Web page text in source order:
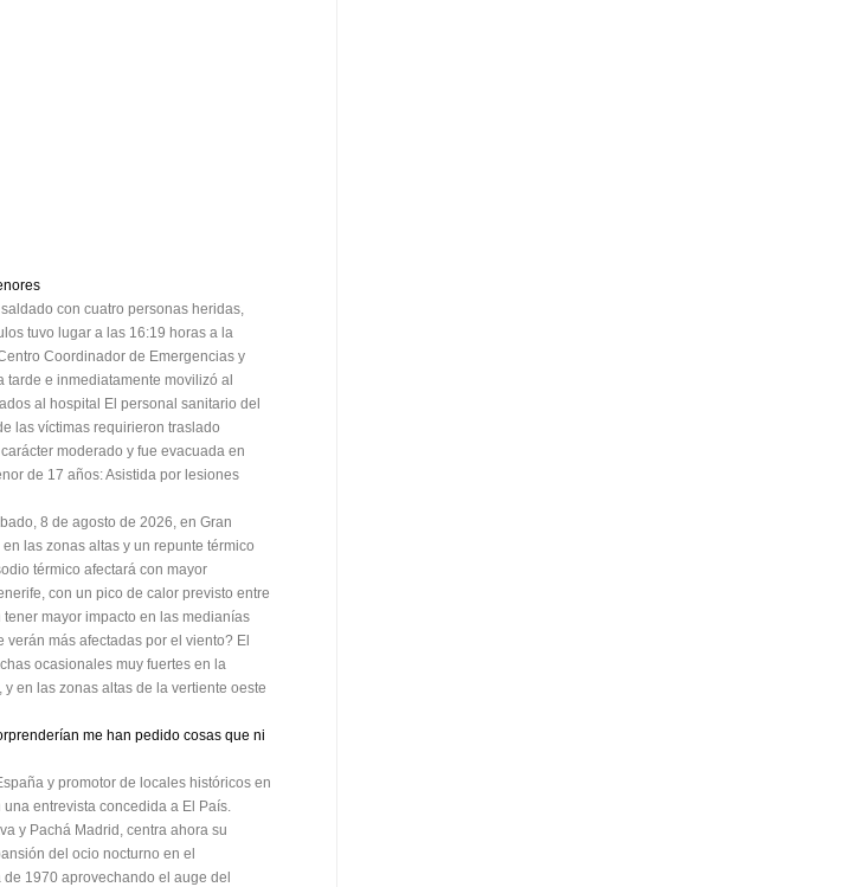
con cuatro personas heridas,
tuvo lugar a las 16:19 horas a la
Coordinador de Emergencias y
e inmediatamente movilizó al
al hospital El personal sanitario del
las víctimas requirieron traslado
moderado y fue evacuada en
de 17 años: Asistida por lesiones
8 de agosto de 2026, en Gran
las zonas altas y un repunte térmico
térmico afectará con mayor
con un pico de calor previsto entre
mayor impacto en las medianías
más afectadas por el viento? El
ocasionales muy fuertes en la
en las zonas altas de la vertiente oeste
me han pedido cosas que ni
y promotor de locales históricos en
entrevista concedida a El País.
y Pachá Madrid, centra ahora su
del ocio nocturno en el
1970 aprovechando el auge del